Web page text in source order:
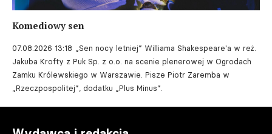
Komediowy sen
07.08.2026 13:18 „Sen nocy letniej” Williama Shakespeare'a w reż.
Jakuba Krofty z Puk Sp. z o.o. na scenie plenerowej w Ogrodach
Zamku Królewskiego w Warszawie. Pisze Piotr Zaremba w
„Rzeczpospolitej”, dodatku „Plus Minus”.